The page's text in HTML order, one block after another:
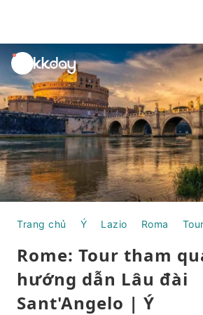
unread
notifications
Trang chủ Ý Lazio Roma
Rome: Tour tham
hướng dẫn Lâu đài
Sant'Angelo | Ý